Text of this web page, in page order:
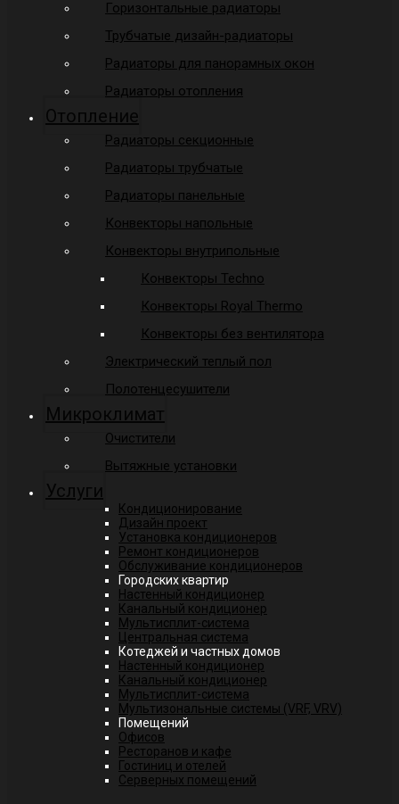
Горизонтальные радиаторы
Трубчатые дизайн-радиаторы
Радиаторы для панорамных окон
Радиаторы отопления
Отопление
Радиаторы секционные
Радиаторы трубчатые
Радиаторы панельные
Конвекторы напольные
Конвекторы внутрипольные
Конвекторы Techno
Конвекторы Royal Thermo
Конвекторы без вентилятора
Электрический теплый пол
Полотенцесушители
Микроклимат
Очистители
Вытяжные установки
Услуги
Кондиционирование
Дизайн проект
Установка кондиционеров
Ремонт кондиционеров
Обслуживание кондиционеров
Городских квартир
Настенный кондиционер
Канальный кондиционер
Мультисплит-система
Центральная система
Котеджей и частных домов
Настенный кондиционер
Канальный кондиционер
Мультисплит-система
Мультизональные системы (VRF, VRV)
Помещений
Офисов
Ресторанов и кафе
Гостиниц и отелей
Серверных помещений